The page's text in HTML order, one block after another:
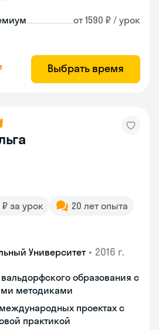
от 1590 ₽ / урок
Выбрать время
₽ за урок
20 лет опыта
Университет • 2016 г.
образования с
методиками
проектах с
практикой